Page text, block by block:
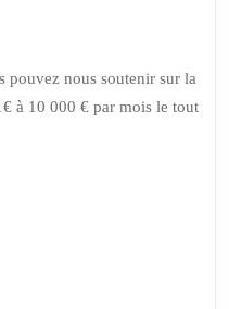
pouvez nous soutenir sur la
à 10 000 € par mois le tout